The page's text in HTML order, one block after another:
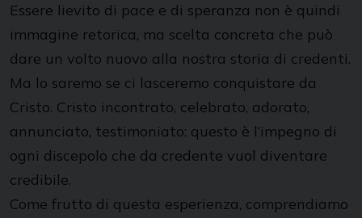
Essere lievito di pace e di speranza non è quindi
immagine retorica, ma scelta concreta che può
dare un volto nuovo alla nostra storia di credenti.
Ma lo saremo se ci lasceremo conquistare da
Cristo. Cristo incontrato, celebrato, adorato,
annunciato, testimoniato: questo è l’impegno di
ogni discepolo che da credente vuol diventare
credibile.
Come frutto di questa esperienza, comprendiamo